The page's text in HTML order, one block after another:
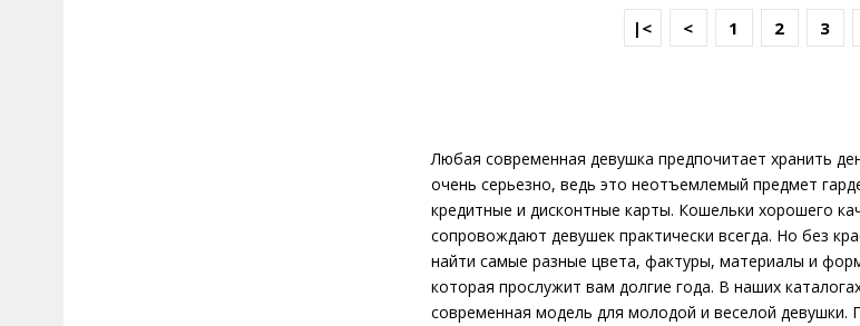
КУПИТЬ
|< < 1 2 3
Любая современная девушка предпочитает хранить
очень серьезно, ведь это неотъемлемый предмет
кредитные и дисконтные карты. Кошельки хорошего
сопровождают девушек практически всегда. Но без
найти самые разные цвета, фактуры, материалы и
которая прослужит вам долгие года. В наших
современная модель для молодой и веселой